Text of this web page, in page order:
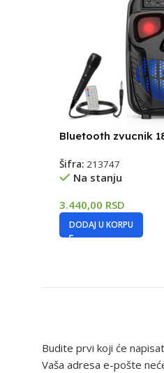
Bluetooth zvucnik
Šifra: 213747
Na stanju
3.440,00 RSD
DODAJ U KORPU
Budite prvi koji će
Vaša adresa e-pošte